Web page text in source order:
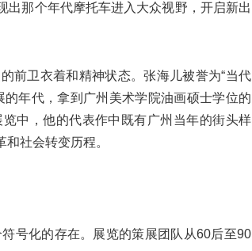
出那个年代摩托车进入大众视野，开启新出
前卫衣着和精神状态。张海儿被誉为“当代
年代，拿到广州美术学院油画硕士学位的
中，他的代表作中既有广州当年的街头样
社会转变历程。
号化的存在。展览的策展团队从60后至90